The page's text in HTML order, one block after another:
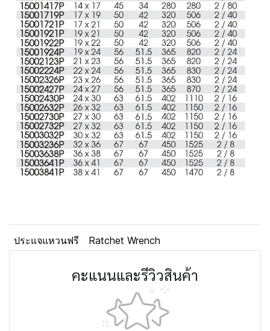
ประแจแหวนฟรี Ratchet Wrench
คะแนนและรีวิวสินค้า